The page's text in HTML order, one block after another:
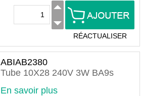
RÉACTUALISER
ABIAB2380
Tube 10X28 240V 3W BA9s
En savoir plus